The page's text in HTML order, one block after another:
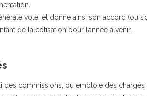
vote, et donne ainsi son accord (ou
de la cotisation pour l’année à venir.
des commissions, ou emploie des chargés